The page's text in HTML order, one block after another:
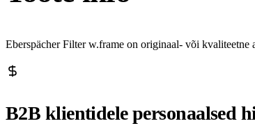
Eberspächer Filter w.frame on originaal- või kvaliteetne
B2B klientidele personaalsed